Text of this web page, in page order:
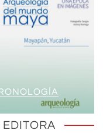
EDITORA